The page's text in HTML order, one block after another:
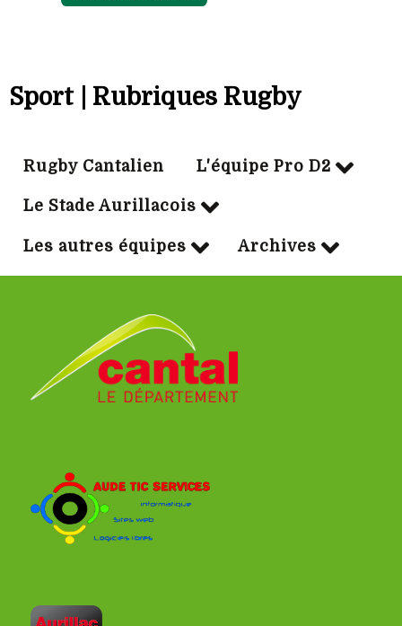
Sport | Rubriques Rugby
Rugby Cantalien L'équipe Pro D2
Le Stade Aurillacois
Les autres équipes Archives